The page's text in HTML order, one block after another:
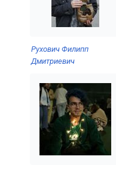
Рухович Филипп
Дмитриевич